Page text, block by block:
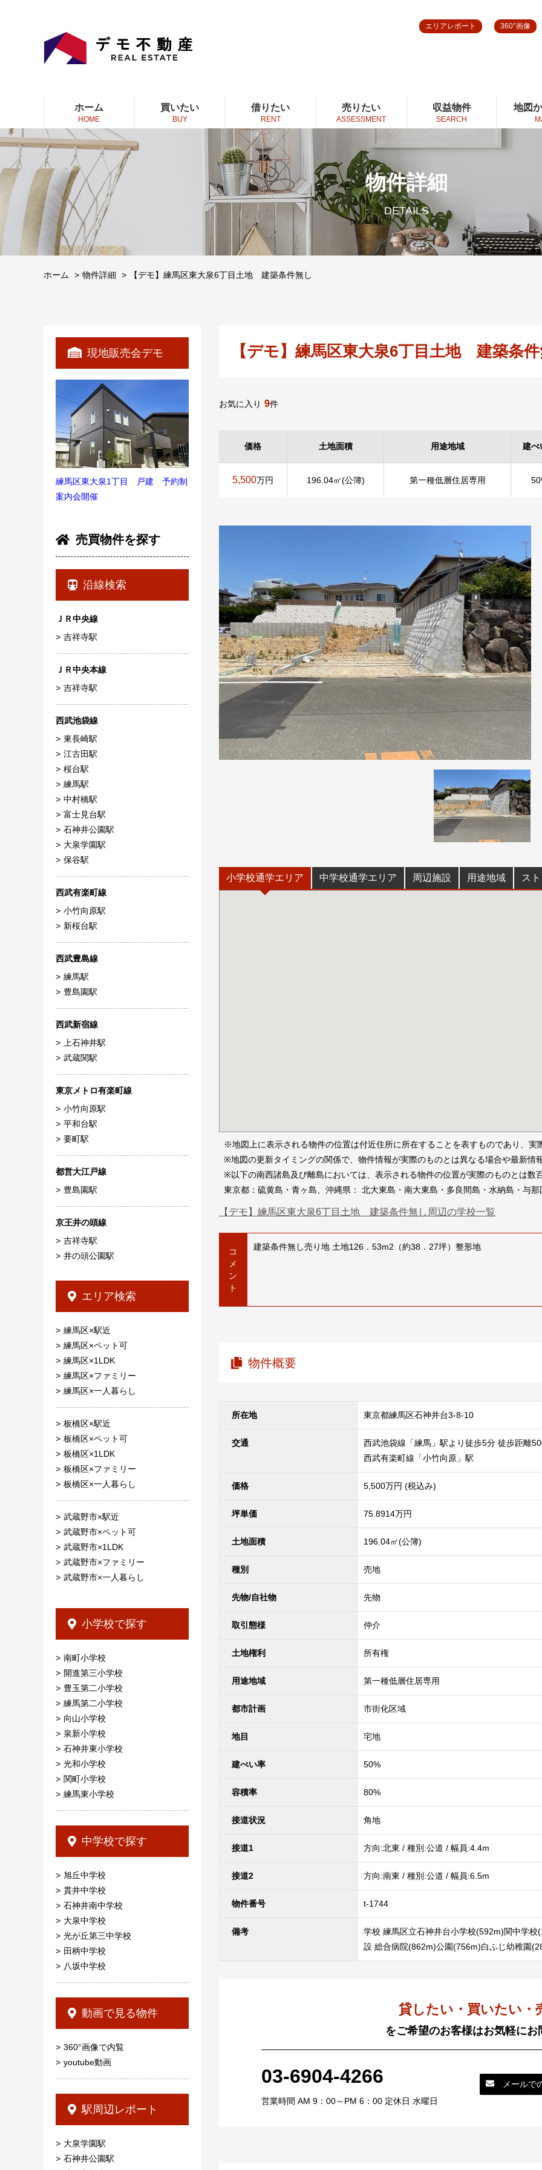
エリアレポート 360°画像
ホーム
HOME
買いたい
BUY
借りたい
RENT
売りたい
ASSESSMENT
収益物件
SEARCH
地図
物件詳細
DETAILS
ホーム 物件詳細 【デモ】練馬区東大泉6丁目土地 建築条件無し
現地販売会デモ
練馬区東大泉1丁目 戸建 予約制
案内会開催
売買物件を探す
沿線検索
ＪＲ中央線
吉祥寺駅
ＪＲ中央本線
吉祥寺駅
西武池袋線
東長崎駅
江古田駅
桜台駅
練馬駅
中村橋駅
富士見台駅
石神井公園駅
大泉学園駅
保谷駅
西武有楽町線
小竹向原駅
新桜台駅
西武豊島線
練馬駅
豊島園駅
西武新宿線
上石神井駅
武蔵関駅
東京メトロ有楽町線
小竹向原駅
平和台駅
要町駅
都営大江戸線
豊島園駅
京王井の頭線
吉祥寺駅
井の頭公園駅
エリア検索
練馬区×駅近
練馬区×ペット可
練馬区×1LDK
練馬区×ファミリー
練馬区×一人暮らし
板橋区×駅近
板橋区×ペット可
板橋区×1LDK
板橋区×ファミリー
板橋区×一人暮らし
武蔵野市×駅近
武蔵野市×ペット可
武蔵野市×1LDK
武蔵野市×ファミリー
武蔵野市×一人暮らし
小学校で探す
南町小学校
開進第三小学校
豊玉第二小学校
練馬第二小学校
向山小学校
泉新小学校
石神井東小学校
光和小学校
関町小学校
練馬東小学校
中学校で探す
旭丘中学校
貫井中学校
石神井南中学校
大泉中学校
光が丘第三中学校
田柄中学校
八坂中学校
動画で見る物件
360°画像で内覧
youtube動画
駅周辺レポート
大泉学園駅
石神井公園駅
【デモ】練馬区東大泉6丁目土地 建築条
お気に入り 9件
価格 土地面積 用途地域 建ぺ
5,500万円 196.04㎡(公簿) 第一種低層住居専用
小学校通学エリア 中学校通学エリア 周辺施設 用途地域 ス
※地図上に表示される物件の位置は付近住所に所在することを表すものであり、
※地図の更新タイミングの関係で、物件情報が実際のものとは異なる場合や最新情
※以下の南西諸島及び離島においては、表示される物件の位置が実際のものとは数
東京都：硫黄島・青ヶ島、沖縄県： 北大東島・南大東島・多良間島・水納島・与
【デモ】練馬区東大泉6丁目土地 建築条件無し周辺の学校一覧
コ
メ
ン
ト
建築条件無し売り地 土地126．53m2（約38．27坪）整形地
物件概要
所在地 東京都練馬区石神井台3-8-10
交通
西武池袋線「練馬」駅より徒歩5分 徒歩距離
西武有楽町線「小竹向原」駅
価格 5,500万円 (税込み)
坪単価 75.8914万円
土地面積 196.04㎡(公簿)
種別 売地
先物/自社物 先物
取引態様 仲介
土地権利 所有権
用途地域 第一種低層住居専用
都市計画 市街化区域
地目 宅地
建ぺい率 50%
容積率 80%
接道状況 角地
接道1 方向:北東 / 種別:公道 / 幅員:4.4m
接道2 方向:南東 / 種別:公道 / 幅員:6.5m
物件番号 t-1744
備考
学校 練馬区立石神井台小学校(592m)関中学
設 総合病院(862m)公園(756m)白ふじ幼稚園
貸したい・買いたい・
をご希望のお客様はお気軽にお
03-6904-4266
営業時間 AM 9：00～PM 6：00 定休日 水曜日
メールで